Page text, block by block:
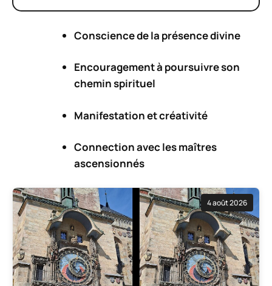
Conscience de la présence divine
Encouragement à poursuivreson
chemin spirituel
Manifestation etcréativité
Connection avec lesmaîtres
ascensionnés
4 août 2026